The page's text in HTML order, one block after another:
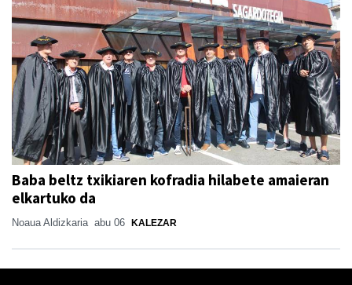
Baba beltz txikiaren kofradia hilabete amaieran
elkartuko da
Noaua Aldizkaria abu 06 KALEZAR